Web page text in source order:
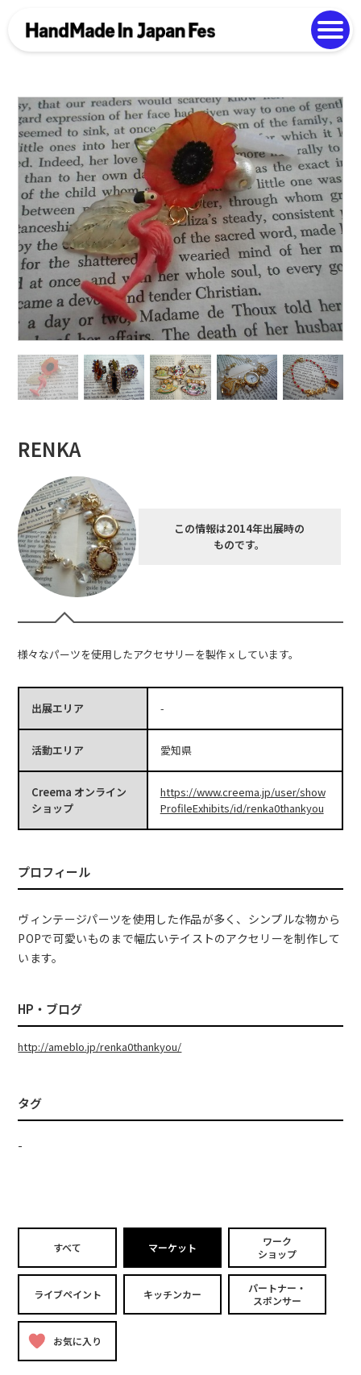
Photo Gallery
EN 中文
RENKA
この情報は2014年出展時の
ものです。
様々なパーツを使用したアクセサリーを製作ｘしています。
出展エリア -
活動エリア 愛知県
Creema オンライン
ショップ
https://www.creema.jp/user/show
ProfileExhibits/id/renka0thankyou
プロフィール
ヴィンテージパーツを使用した作品が多く、シンプルな物から
POPで可愛いものまで幅広いテイストのアクセリーを制作して
います。
HP・ブログ
http://ameblo.jp/renka0thankyou/
タグ
-
すべて マーケット
ワーク
ショップ
ライブペイント キッチンカー
パートナー・
スポンサー
お気に入り